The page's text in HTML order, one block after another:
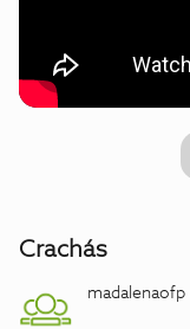
Crachás
madalenaofp